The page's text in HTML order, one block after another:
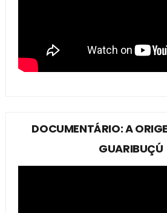
DOCUMENTÁRIO: A
GUARIBUÇÚ